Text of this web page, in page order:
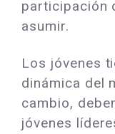
participación
asumir.
Los jóvenes
dinámica del
cambio,
jóvenes